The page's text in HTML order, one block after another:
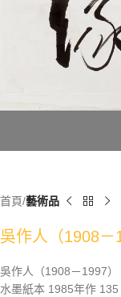
首頁 藝術品
吳作人（1908－
吳作人（1908－1997）
水墨紙本 1985年作 135